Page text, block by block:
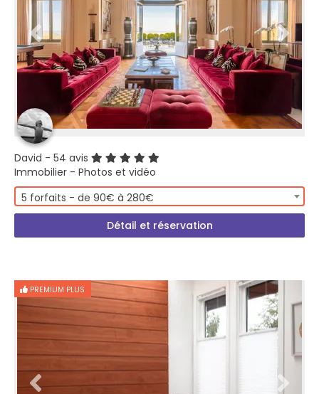
David - 54 avis
Immobilier - Photos et vidéo
5 forfaits - de 90€ à 280€
Détail et réservation
PREMIUM PLUS